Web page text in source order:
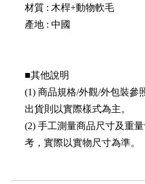
材質 : 木桿+動物軟毛
產地 : 中國
■其他說明
(1) 商品規格/外觀/外包裝參
出貨則以實際樣式為主。
(2) 手工測量商品尺寸及重
考，實際以實物尺寸為準。